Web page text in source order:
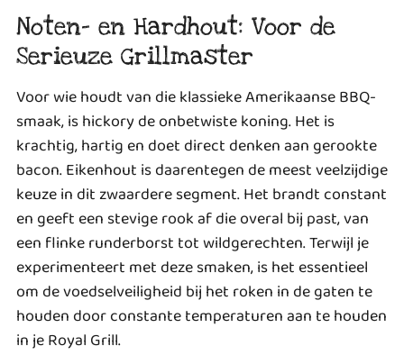
Noten- en Hardhout: Voor de
Serieuze Grillmaster
Voor wie houdt van die klassieke Amerikaanse BBQ-
smaak, is hickory de onbetwiste koning. Het is
krachtig, hartig en doet direct denken aan gerookte
bacon. Eikenhout is daarentegen de meest veelzijdige
keuze in dit zwaardere segment. Het brandt constant
en geeft een stevige rook af die overal bij past, van
een flinke runderborst tot wildgerechten. Terwijl je
experimenteert met deze smaken, is het essentieel
om de voedselveiligheid bij het roken in de gaten te
houden door constante temperaturen aan te houden
in je Royal Grill.